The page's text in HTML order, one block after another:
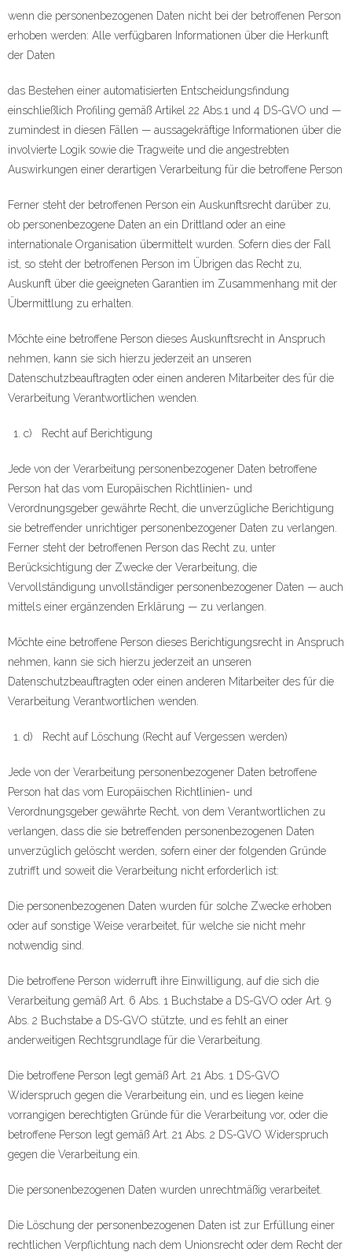
wenn die personenbezogenen Daten nicht bei der betroffenen Person
erhoben werden: Alle verfügbaren Informationen über die Herkunft
der Daten
das Bestehen einer automatisierten Entscheidungsfindung
einschließlich Profiling gemäß Artikel 22 Abs.1 und 4 DS-GVO und —
zumindest in diesen Fällen — aussagekräftige Informationen über die
involvierte Logik sowie die Tragweite und die angestrebten
Auswirkungen einer derartigen Verarbeitung für die betroffene Person
Ferner steht der betroffenen Person ein Auskunftsrecht darüber zu,
ob personenbezogene Daten an ein Drittland oder an eine
internationale Organisation übermittelt wurden. Sofern dies der Fall
ist, so steht der betroffenen Person im Übrigen das Recht zu,
Auskunft über die geeigneten Garantien im Zusammenhang mit der
Übermittlung zu erhalten.
Möchte eine betroffene Person dieses Auskunftsrecht in Anspruch
nehmen, kann sie sich hierzu jederzeit an unseren
Datenschutzbeauftragten oder einen anderen Mitarbeiter des für die
Verarbeitung Verantwortlichen wenden.
c) Recht auf Berichtigung
Jede von der Verarbeitung personenbezogener Daten betroffene
Person hat das vom Europäischen Richtlinien- und
Verordnungsgeber gewährte Recht, die unverzügliche Berichtigung
sie betreffender unrichtiger personenbezogener Daten zu verlangen.
Ferner steht der betroffenen Person das Recht zu, unter
Berücksichtigung der Zwecke der Verarbeitung, die
Vervollständigung unvollständiger personenbezogener Daten — auch
mittels einer ergänzenden Erklärung — zu verlangen.
Möchte eine betroffene Person dieses Berichtigungsrecht in Anspruch
nehmen, kann sie sich hierzu jederzeit an unseren
Datenschutzbeauftragten oder einen anderen Mitarbeiter des für die
Verarbeitung Verantwortlichen wenden.
d) Recht auf Löschung (Recht auf Vergessen werden)
Jede von der Verarbeitung personenbezogener Daten betroffene
Person hat das vom Europäischen Richtlinien- und
Verordnungsgeber gewährte Recht, von dem Verantwortlichen zu
verlangen, dass die sie betreffenden personenbezogenen Daten
unverzüglich gelöscht werden, sofern einer der folgenden Gründe
zutrifft und soweit die Verarbeitung nicht erforderlich ist:
Die personenbezogenen Daten wurden für solche Zwecke erhoben
oder auf sonstige Weise verarbeitet, für welche sie nicht mehr
notwendig sind.
Die betroffene Person widerruft ihre Einwilligung, auf die sich die
Verarbeitung gemäß Art. 6 Abs. 1 Buchstabe a DS-GVO oder Art. 9
Abs. 2 Buchstabe a DS-GVO stützte, und es fehlt an einer
anderweitigen Rechtsgrundlage für die Verarbeitung.
Die betroffene Person legt gemäß Art. 21 Abs. 1 DS-GVO
Widerspruch gegen die Verarbeitung ein, und es liegen keine
vorrangigen berechtigten Gründe für die Verarbeitung vor, oder die
betroffene Person legt gemäß Art. 21 Abs. 2 DS-GVO Widerspruch
gegen die Verarbeitung ein.
Die personenbezogenen Daten wurden unrechtmäßig verarbeitet.
Die Löschung der personenbezogenen Daten ist zur Erfüllung einer
rechtlichen Verpflichtung nach dem Unionsrecht oder dem Recht der